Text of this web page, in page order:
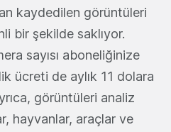
kaydedilen görüntüleri
bir şekilde saklıyor.
sayısı aboneliğinize
ücreti de aylık 11 dolara
görüntüleri analiz
hayvanlar, araçlar ve